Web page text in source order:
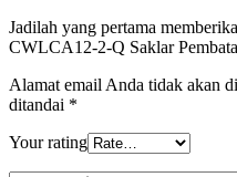
Jadilah yang pertama
CWLCA12-2-Q Saklar
Alamat email Anda tidak akan
ditandai *
Your rating